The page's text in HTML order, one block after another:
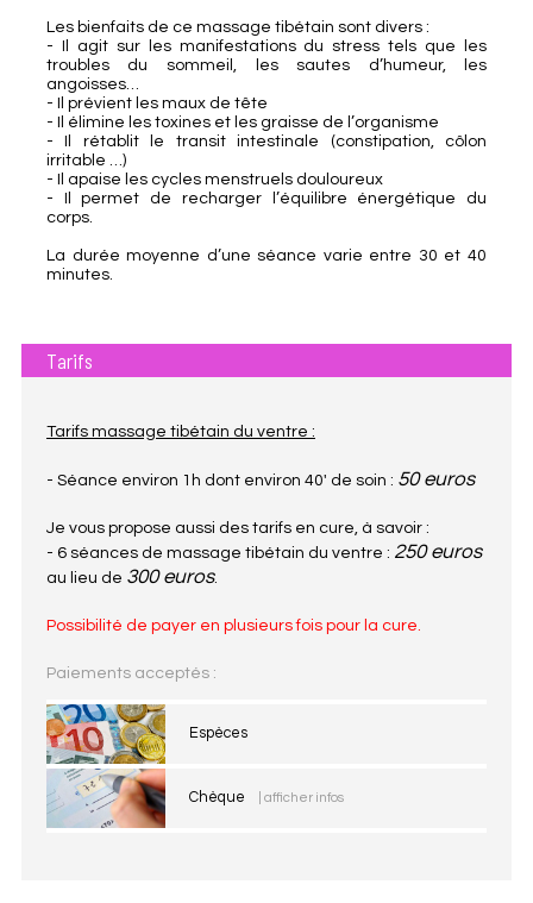
Les bienfaits de ce massage tibétain sont divers :
- Il agit sur les manifestations du stress tels que les
troubles du sommeil, les sautes d’humeur, les
angoisses…
- Il prévient les maux de tête
- Il élimine les toxines et les graisse de l’organisme
- Il rétablit le transit intestinale (constipation, côlon
irritable …)
- Il apaise les cycles menstruels douloureux
- Il permet de recharger l’équilibre énergétique du
corps.
La durée moyenne d’une séance varie entre 30 et 40
minutes.
Tarifs
Tarifs massage tibétain du ventre :
- Séance environ 1h dont environ 40' de soin : 50 euros
Je vous propose aussi des tarifs en cure, à savoir :
- 6 séances de massage tibétain du ventre : 250 euros
au lieu de 300 euros.
Possibilité de payer en plusieurs fois pour la cure.
Paiements acceptés :
Espèces
Chèque | afficher infos